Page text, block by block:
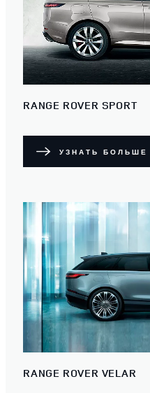
RANGE ROVER SPORT
УЗНАТЬ БОЛЬШЕ
RANGE ROVER VELAR